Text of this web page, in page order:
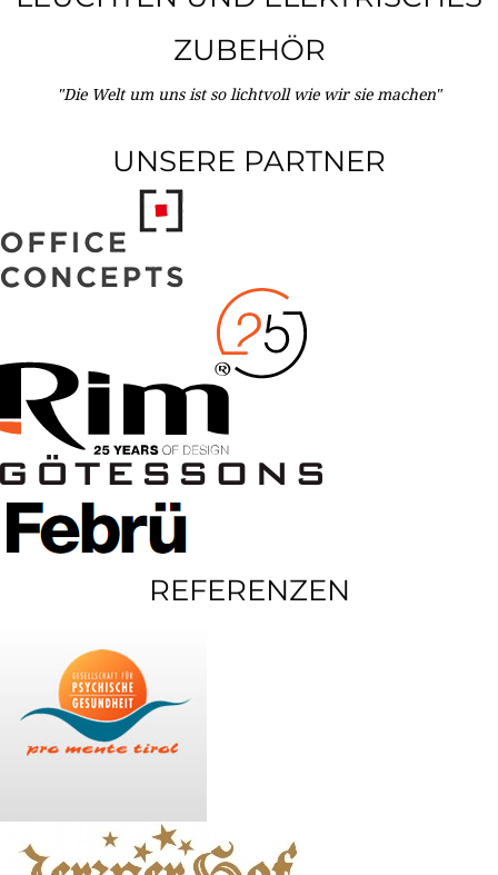
ZUBEHÖR
"Die Welt um uns ist so lichtvoll wie wir sie machen"
UNSERE PARTNER
REFERENZEN